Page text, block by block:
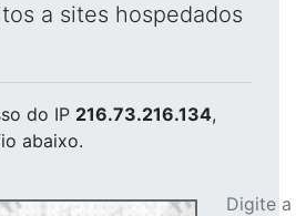
a sites hospedados
do IP 216.73.216.134,
abaixo.
Digite